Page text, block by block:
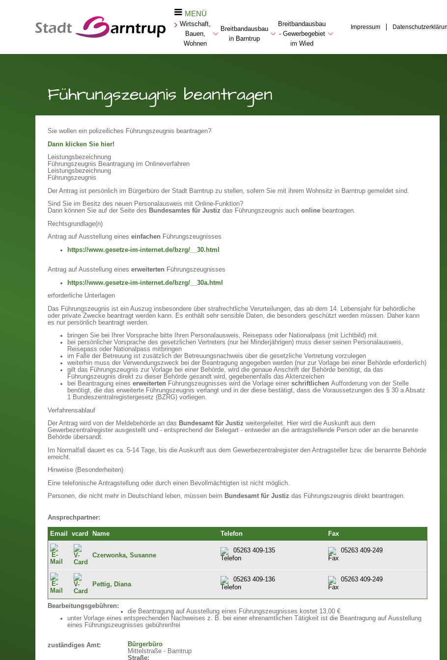
MENÜ
Wirtschaft,
Bauen,
Wohnen
Breitbandausbau
in Barntrup
Breitbandausbau
- Gewerbegebiet
im Wied
Impressum
Führungszeugnis beantragen
Sie wollen ein polizeiliches Führungszeugnis beantragen?
Dann klicken Sie hier!
Leistungsbezeichnung
Führungszeugnis Beantragung im Onlineverfahren
Leistungsbezeichnung
Führungszeugnis
Der Antrag ist persönlich im Bürgerbüro der Stadt Barntrup zu stellen, sofern Sie mit ihrem Wohnsitz in Barntrup gemeldet sind.
Sind Sie im Besitz des neuen Personalausweis mit Online-Funktion?
Dann können Sie auf der Seite des Bundesamtes für Justiz das Führungszeugnis auch online beantragen.
Rechtsgrundlage(n)
Antrag auf Ausstellung eines einfachen Führungszeugnisses
https://www.gesetze-im-internet.de/bzrg/__30.html
Antrag auf Ausstellung eines erweiterten Führungszeugnisses
https://www.gesetze-im-internet.de/bzrg/__30a.html
erforderliche Unterlagen
Das Führungszeugnis ist ein Auszug insbesondere über strafrechtliche Verurteilungen, das ab dem 14. Lebensjahr für behördliche
oder private Zwecke beantragt werden kann. Es enthält sehr sensible Daten, die besonders geschützt werden müssen. Daher kann
es nur persönlich beantragt werden.
bringen Sie bei Ihrer Vorsprache bitte Ihren Personalausweis, Reisepass oder Nationalpass (mit Lichtbild) mit.
bei persönlicher Vorsprache des gesetzlichen Vertreters (nur bei Minderjährigen) muss dieser seinen Personalausweis,
Reisepass oder Nationalpass mitbringen
im Falle der Betreuung ist zusätzlich der Betreuungsnachweis über die gesetzliche Vertretung vorzulegen
weiterhin muss der Verwendungszweck bei der Beantragung angegeben werden (nur zur Vorlage bei einer Behörde erforderlich)
gilt das Führungszeugnis zur Vorlage bei einer Behörde, wird die genaue Anschrift der Behörde benötigt, da das
Führungszeugnis direkt zu dieser Behörde gesandt wird, gegebenenfalls das Aktenzeichen
bei Beantragung eines erweiterten Führungszeugnisses wird die Vorlage einer schriftlichen Aufforderung von der Stelle
benötigt, die das erweiterte Führungszeugnis verlangt und in der diese bestätigt, dass die Voraussetzungen des § 30 a Absatz
1 Bundeszentralregistergesetz (BZRG) vorliegen.
Verfahrensablauf
Der Antrag wird von der Meldebehörde an das Bundesamt für Justiz weitergeleitet. Hier wird die Auskunft aus dem
Gewerbezentralregister ausgestellt und - entsprechend der Belegart - entweder an die antragstellende Person oder an die benannte
Behörde übersandt.
Im Normalfall dauert es ca. 5-14 Tage, bis die Auskunft aus dem Gewerbezentralregister den Antragsteller bzw. die benannte Behörde
erreicht.
Hinweise (Besonderheiten)
Eine telefonische Antragstellung oder durch einen Bevollmächtigten ist nicht möglich.
Personen, die nicht mehr in Deutschland leben, müssen beim Bundesamt für Justiz das Führungszeugnis direkt beantragen.
Ansprechpartner:
Email vcard Name Telefon Fax
Czerwonka, Susanne
05263 409-135 05263 409-249
Pettig, Diana
05263 409-136 05263 409-249
Bearbeitungsgebühren:
die Beantragung auf Ausstellung eines Führungszeugnisses kostet 13,00 €
unter Vorlage eines entsprechenden Nachweises z. B. bei einer ehrenamtlichen Tätigkeit ist die Beantragung auf Ausstellung
eines Führungszeugnisses gebührenfrei
zuständiges Amt:
Bürgerbüro
Mittelstraße - Barntrup
Straße: